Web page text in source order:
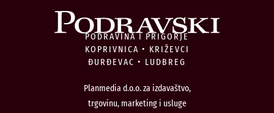
PODRAVINA I PRIGORJE
KOPRIVNICA • KRIŽEVCI
ĐURĐEVAC • LUDBREG
Planmedia d.o.o. za izdavaštvo,
trgovinu, marketing i usluge